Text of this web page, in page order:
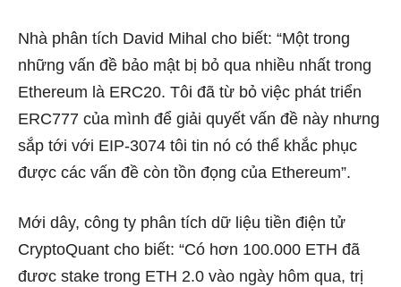
Nhà phân tích David Mihal cho biết: “Một trong
những vấn đề bảo mật bị bỏ qua nhiều nhất trong
Ethereum là ERC20. Tôi đã từ bỏ việc phát triển
ERC777 của mình để giải quyết vấn đề này nhưng
sắp tới với EIP-3074 tôi tin nó có thể khắc phục
được các vấn đề còn tồn đọng của Ethereum”.
Mới dây, công ty phân tích dữ liệu tiền điện tử
CryptoQuant cho biết: “Có hơn 100.000 ETH đã
đươc stake trong ETH 2.0 vào ngày hôm qua, trị